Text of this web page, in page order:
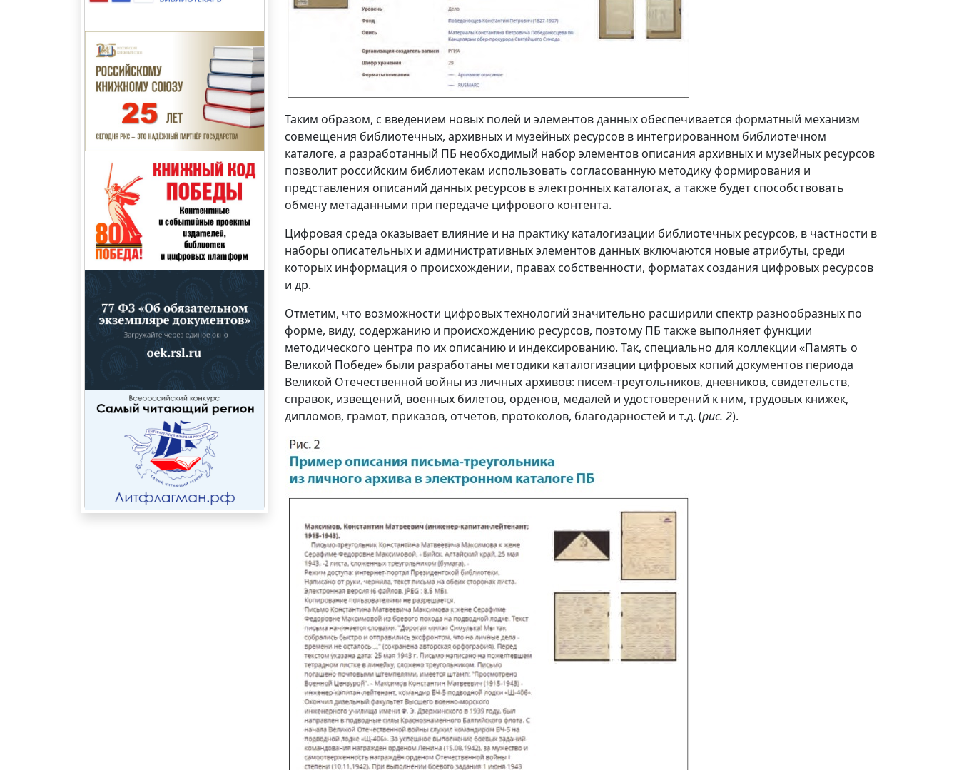
Таким образом, с введением новых полей и элементов данных обеспечивается форматный механизм
совмещения библиотечных, архивных и музейных ресурсов в интегрированном библиотечном
каталоге, а разработанный ПБ необходимый набор элементов описания архивных и музейных ресурсов
позволит российским библиотекам использовать согласованную методику формирования и
представления описаний данных ресурсов в электронных каталогах, а также будет способствовать
обмену метаданными при передаче цифрового контента.
Цифровая среда оказывает влияние и на практику каталогизации библиотечных ресурсов, в частности в
наборы описательных и административных элементов данных включаются новые атрибуты, среди
которых информация о происхождении, правах собственности, форматах создания цифровых ресурсов
и др.
Отметим, что возможности цифровых технологий значительно расширили спектр разнообразных по
форме, виду, содержанию и происхождению ресурсов, поэтому ПБ также выполняет функции
методического центра по их описанию и индексированию. Так, специально для коллекции «Память о
Великой Победе» были разработаны методики каталогизации цифровых копий документов периода
Великой Отечественной войны из личных архивов: писем-треугольников, дневников, свидетельств,
справок, извещений, военных билетов, орденов, медалей и удостоверений к ним, трудовых книжек,
дипломов, грамот, приказов, отчётов, протоколов, благодарностей и т.д. (рис. 2).